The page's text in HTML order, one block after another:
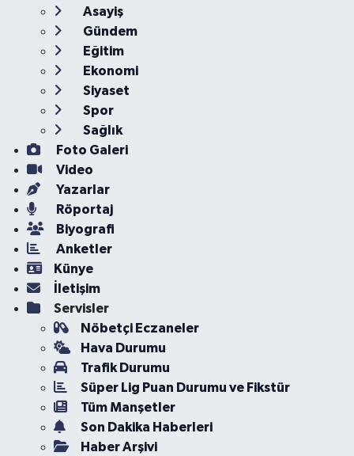
Asayiş
Gündem
Eğitim
Ekonomi
Siyaset
Spor
Sağlık
Foto Galeri
Video
Yazarlar
Röportaj
Biyografi
Anketler
Künye
İletişim
Servisler
Nöbetçi Eczaneler
Hava Durumu
Trafik Durumu
Süper Lig Puan Durumu ve Fikstür
Tüm Manşetler
Son Dakika Haberleri
Haber Arşivi